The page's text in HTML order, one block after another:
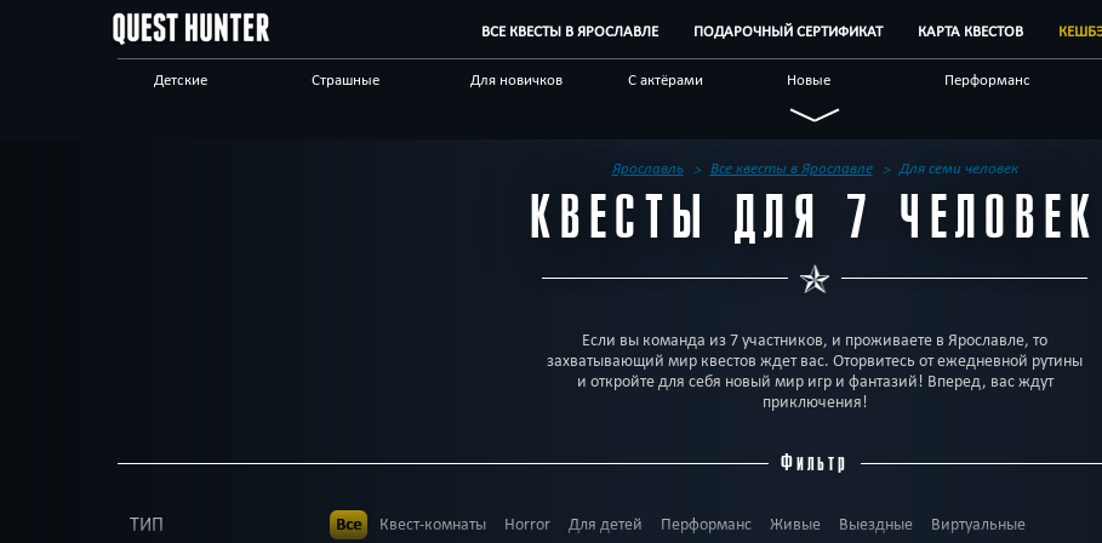
ВСЕ КВЕСТЫ В ЯРОСЛАВЛЕ ПОДАРОЧНЫЙ СЕРТИФИКАТ КАРТА КВЕСТОВ
Детские Страшные Для новичков С актёрами Новые Перформанс
Живые
С аниматором Научные
Бренды квестов Блог Другой город
Ярославль Все квесты в Ярославле Для семи человек
КВЕСТЫ ДЛЯ 7 ЧЕЛОВЕК
Если вы команда из 7 участников, и проживаете в Ярославле, то
захватывающий мир квестов ждет вас. Оторвитесь от ежедневной рутины
и откройте для себя новый мир игр и фантазий! Вперед, вас ждут
приключения!
Фильтр
ТИП Все Квест-комнаты Horror Для детей Перформанс Живые Выездные Виртуальные